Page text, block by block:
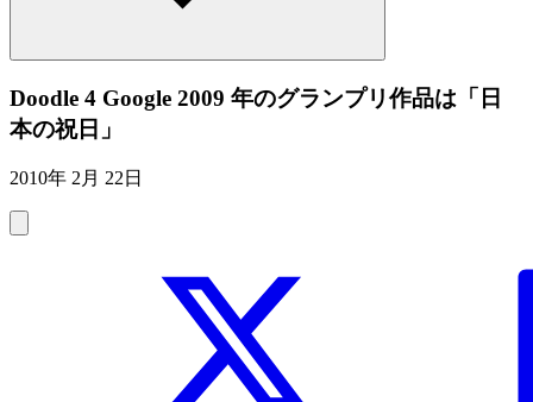
Doodle 4 Google 2009 年のグランプリ作品は「日
本の祝日」
2010年 2月 22日